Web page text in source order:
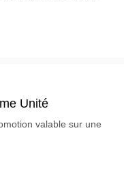
Unité
valable sur une